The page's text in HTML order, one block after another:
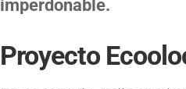
imperdonable.
Proyecto